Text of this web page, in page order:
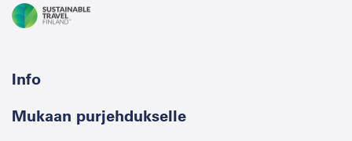
Info
Mukaan purjehdukselle